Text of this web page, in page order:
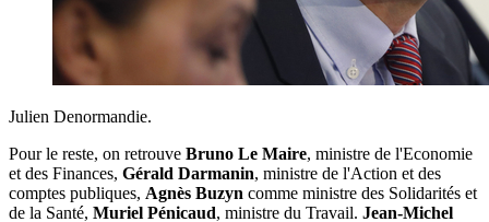
Julien Denormandie.
Pour le reste, on retrouve Bruno Le Maire, ministre de l'Economie
et des Finances, Gérald Darmanin, ministre de l'Action et des
comptes publiques, Agnès Buzyn comme ministre des Solidarités et
de la Santé, Muriel Pénicaud, ministre du Travail. Jean-Michel